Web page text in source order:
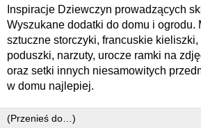
Inspiracje Dziewczyn prowadzących
Wyszukane dodatki do domu i ogrodu.
sztuczne storczyki, francuskie
poduszki, narzuty, urocze ramki na
oraz setki innych niesamowitych
w domu najlepiej.